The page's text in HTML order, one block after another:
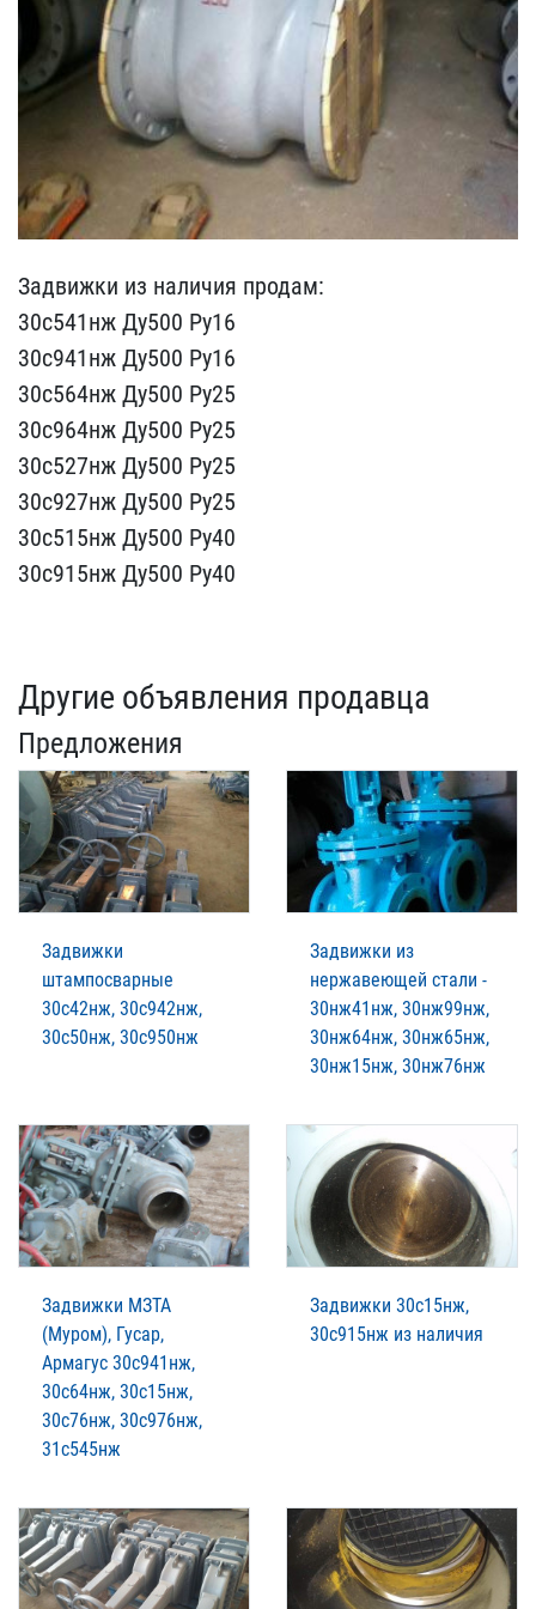
Задвижки из наличия прод​ам:
30с541нж Ду500 Ру16
​30с941нж Ду500 Ру16
30с5​64нж Ду500 Ру25
30с964нж​ Ду500 Ру25
30с527нж Ду5​00 Ру25
30с927нж Ду500 Р​у25
30с515нж Ду500 Ру40
​30с915нж Ду500 Ру40
Другие объявления продавца
Предложения
Задвижки
штампосварные
30с42нж, 30с942нж,
30с50нж, 30с950нж
Задвижки из
нержавеющей стали -
30нж41нж, 30нж99нж,
30нж64нж, 30нж65нж,
30нж15нж, 30нж76нж
Задвижки МЗТА
(Муром), Гусар,
Армагус 30с941нж,
30с64нж, 30с15нж,
30с76нж, 30с976нж,
31с545нж
Задвижки 30с15нж,
30с915нж из наличия